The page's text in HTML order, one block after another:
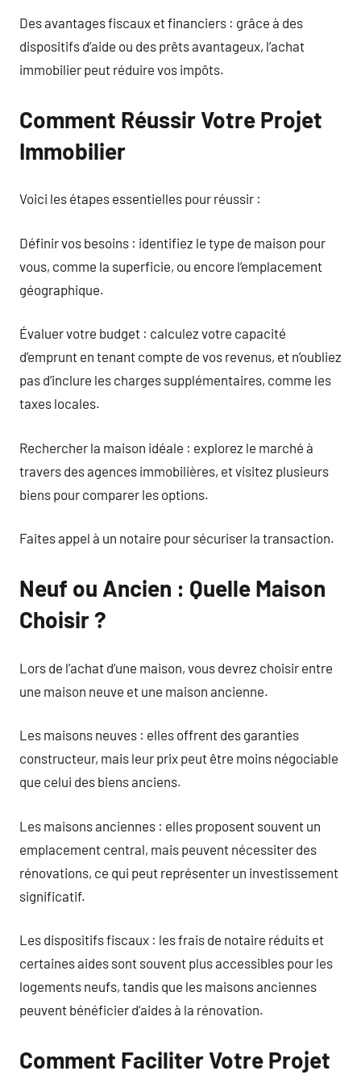
Des avantages fiscaux et financiers : grâce à des
dispositifs d’aide ou des prêts avantageux, l’achat
immobilier peut réduire vos impôts.
Comment Réussir Votre Projet
Immobilier
Voici les étapes essentielles pour réussir :
Définir vos besoins : identifiez le type de maison pour
vous, comme la superficie, ou encore l’emplacement
géographique.
Évaluer votre budget : calculez votre capacité
d’emprunt en tenant compte de vos revenus, et n’oubliez
pas d’inclure les charges supplémentaires, comme les
taxes locales.
Rechercher la maison idéale : explorez le marché à
travers des agences immobilières, et visitez plusieurs
biens pour comparer les options.
Faites appel à un notaire pour sécuriser la transaction.
Neuf ou Ancien : Quelle Maison
Choisir ?
Lors de l’achat d’une maison, vous devrez choisir entre
une maison neuve et une maison ancienne.
Les maisons neuves : elles offrent des garanties
constructeur, mais leur prix peut être moins négociable
que celui des biens anciens.
Les maisons anciennes : elles proposent souvent un
emplacement central, mais peuvent nécessiter des
rénovations, ce qui peut représenter un investissement
significatif.
Les dispositifs fiscaux : les frais de notaire réduits et
certaines aides sont souvent plus accessibles pour les
logements neufs, tandis que les maisons anciennes
peuvent bénéficier d’aides à la rénovation.
Comment Faciliter Votre Projet